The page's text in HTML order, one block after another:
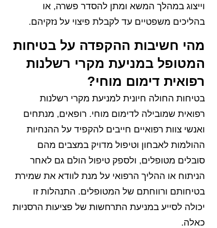
וייצוג במהלך המשא ומתן להסדר פשרה, או
בהליכים משפטיים עד לקבלת פיצוי על נזקיהם.
מהי חשיבות ההקפדה על בטיחות
המטופל במניעת מקרי רשלנות
רפואית דימום מוחי?
בטיחות החולה חיונית למניעת מקרי רשלנות
רפואית שמובילה לדימום מוחי. רופאים, מנתחים
ואנשי צוות רפואיים חייבים להקפיד על ההנחיות
ההולמות לאבחון וטיפול מדויק במצבים מהם
סובלים מטופלים, ולספק טיפול הולם גם לאחר
הניתוח או ההליך הרפואי על מנת לוודא את שמירת
בטיחותם ורווחתם של המטופלים. התנהלות זו
יכולה לסייע במניעת התרחשות של פציעות הרסניות
כאלה.